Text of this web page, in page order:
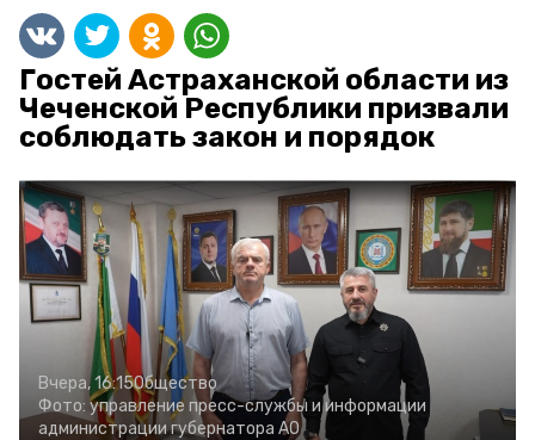
Гостей Астраханской области из
Чеченской Республики призвали
соблюдать закон и порядок
Вчера, 16:15Общество
Фото: управление пресс-службы и информации
администрации губернатора АО